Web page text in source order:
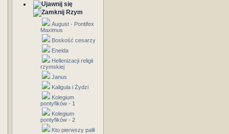
Rzym
August - Pontifex
Maximus
Boskość cesarzy
Eneida
Hellenizacji religii
rzymskiej
Janus
Kaligula i Żydzi
Kolegium
pontyfików - 1
Kolegium
pontyfików - 2
Kto pierwszy palił